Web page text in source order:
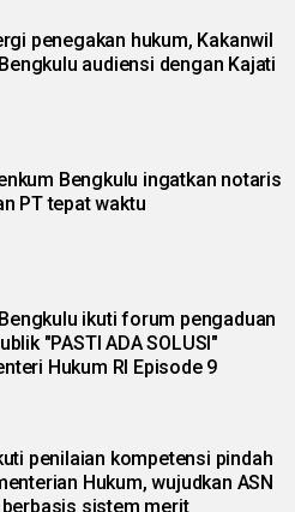
penegakan hukum, Kakanwil
audiensi dengan Kajati
Bengkulu ingatkan notaris
PT tepat waktu
ikuti forum pengaduan
"PASTI ADA SOLUSI"
Hukum RI Episode 9
penilaian kompetensi pindah
Hukum, wujudkan ASN
sistem merit